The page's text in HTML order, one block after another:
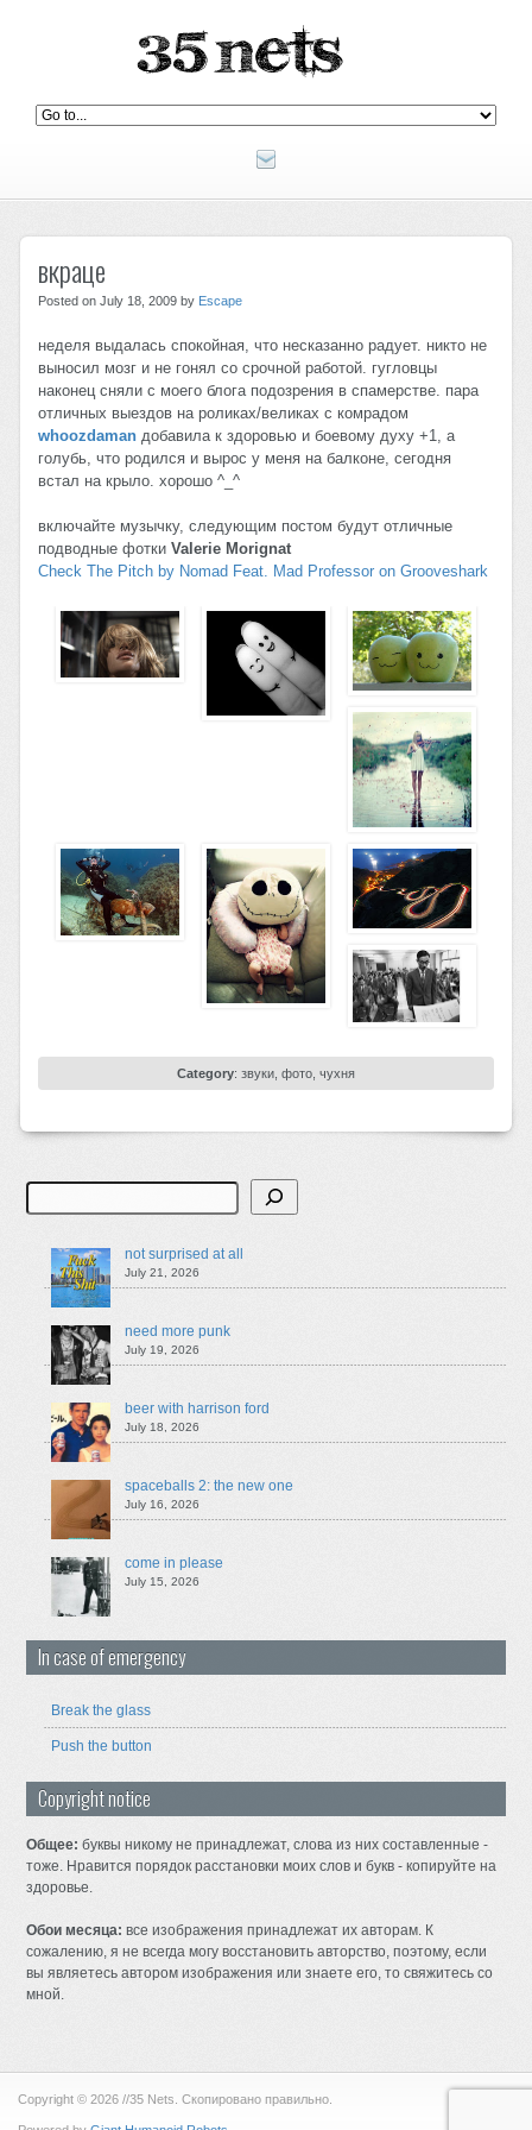
вкраце
Posted on July 18, 2009 by Escape
неделя выдалась спокойная, что несказанно радует. никто не
выносил мозг и не гонял со срочной работой. гугловцы
наконец сняли с моего блога подозрения в спамерстве. пара
отличных выездов на роликах/великах с комрадом
whoozdamanдобавила к здоровью и боевому духу +1, а
голубь, что родился и вырос у меня на балконе, сегодня
встал на крыло. хорошо ^_^
включайте музычку, следующим постом будут отличные
подводные фотки Valerie Morignat
Check The Pitch by Nomad Feat. Mad Professor on Grooveshark
Category: звуки фото чухня
Search
not surprised at all
July 21, 2026
need more punk
July 19, 2026
beer with harrison ford
July 18, 2026
spaceballs 2: the new one
July 16, 2026
come in please
July 15, 2026
In case of emergency
Break the glass
Push the button
Copyright notice
Общее: буквы никому не принадлежат, слова из них составленные -
тоже. Нравится порядок расстановки моих слов и букв - копируйте на
здоровье.
Обои месяца: все изображения принадлежат их авторам. К
сожалению, я не всегда могу восстановить авторство, поэтому, если
вы являетесь автором изображения или знаете его, то свяжитесь со
мной.
Copyright © 2026 //35 Nets. Скопировано правильно.